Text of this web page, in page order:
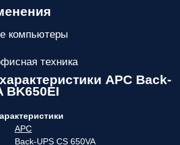
компьютеры
техника
APC Back-
BK650EI
APC
Back-UPS CS 650VA